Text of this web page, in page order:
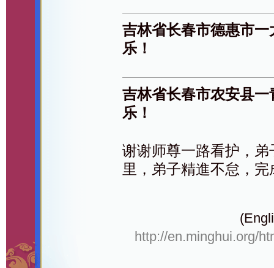
吉林省长春市德惠市
乐！
吉林省长春市农安县
乐！
谢谢师尊一路看护，
里，弟子精進不怠，
http://en.minghui.org/